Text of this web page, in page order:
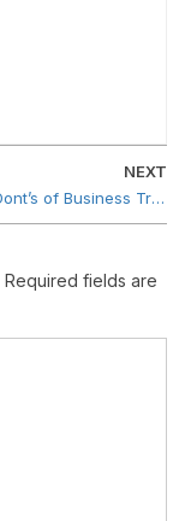
NEXT
Do’s and Dont’s of Business Travel
Required fields are